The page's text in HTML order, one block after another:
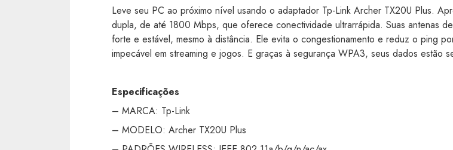
Leve seu PC ao próximo nível usando o adaptador Tp-Link Archer TX20U Plus.
dupla, de até 1800 Mbps, que oferece conectividade ultrarrápida. Suas antenas
forte e estável, mesmo à distância. Ele evita o congestionamento e reduz o ping
impecável em streaming e jogos. E graças à segurança WPA3, seus dados estão
Especificações
– MARCA: Tp-Link
– MODELO: Archer TX20U Plus